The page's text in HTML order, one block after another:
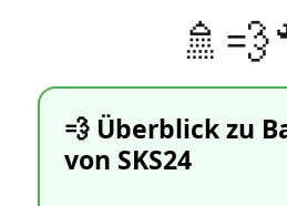
💨 Überblick zu
von SKS24